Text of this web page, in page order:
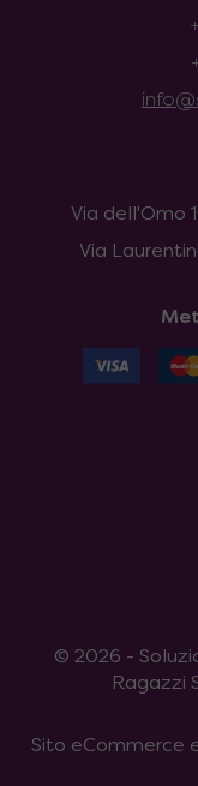
Via dell'Omo
Via
© 2026 -
Ragazzi
Sito eCommerce